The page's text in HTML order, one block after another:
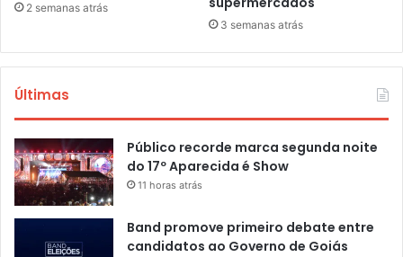
2 semanas atrás
3 semanas atrás
Últimas
Público recorde marca segunda noite
do 17º Aparecida é Show
11 horas atrás
Band promove primeiro debate entre
candidatos ao Governo de Goiás